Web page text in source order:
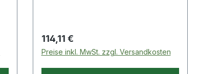
Regulärer Preis:
114,11 €
Preise inkl. MwSt. zzgl. Versandkosten